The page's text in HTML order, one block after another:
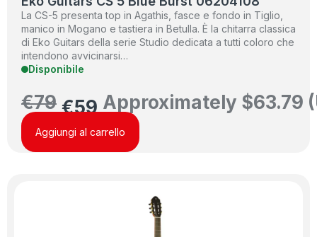
La CS-5 presenta top in Agathis, fasce e fondo in Tiglio,
manico in Mogano e tastiera in Betulla. È la chitarra classica
di Eko Guitars della serie Studio dedicata a tutti coloro che
intendono avvicinarsi…
Disponibile
€79 €59 Approximately $63.79
Aggiungi al carrello